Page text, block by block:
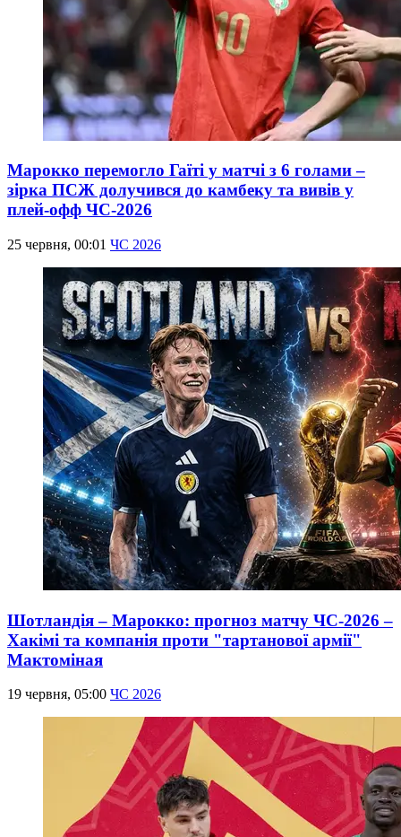
Марокко перемогло Гаїті у матчі з 6 голами –
зірка ПСЖ долучився до камбеку та вивів у
плей-офф ЧС-2026
25 червня, 00:01 ЧС 2026
Шотландія – Марокко: прогноз матчу ЧС-2026 –
Хакімі та компанія проти "тартанової армії"
Мактоміная
19 червня, 05:00 ЧС 2026